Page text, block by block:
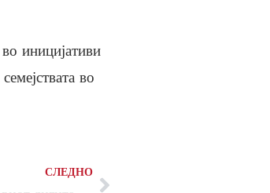
иницијативи
во
СЛЕДНО